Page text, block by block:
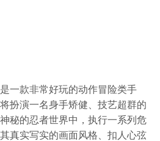
是一款非常好玩的动作冒险类手
扮演一名身手矫健、技艺超群的
秘的忍者世界中，执行一系列危
真实写实的画面风格、扣人心弦